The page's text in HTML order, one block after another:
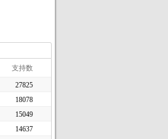
支持数
27825
18078
15049
14637